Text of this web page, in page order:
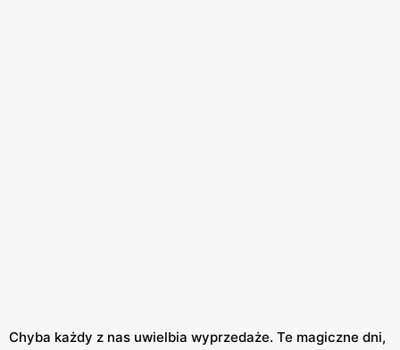
Chyba każdy z nas uwielbia wyprzedaże. Te magiczne dni,